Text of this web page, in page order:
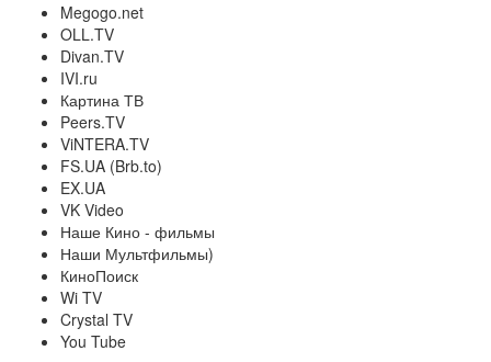
Megogo.net
OLL.TV
Divan.TV
IVI.ru
Картина ТВ
Peers.TV
ViNTERA.TV
FS.UA (Brb.to)
EX.UA
VK Video
Наше Кино - фильмы
Наши Мультфильмы)
КиноПоиск
Wi TV
Crystal TV
You Tube